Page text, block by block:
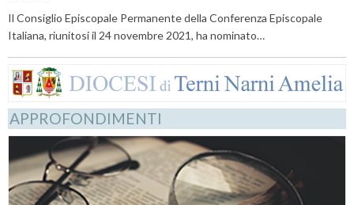
Il Consiglio Episcopale Permanente della Conferenza Episcopale
Italiana, riunitosi il 24 novembre 2021, ha nominato…
APPROFONDIMENTI